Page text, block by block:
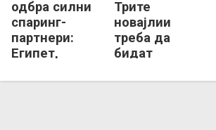
одбра силни
спаринг-
партнери:
Египет,
Прилеп...
Трите
новајлии
треба да
бидат
вредност на